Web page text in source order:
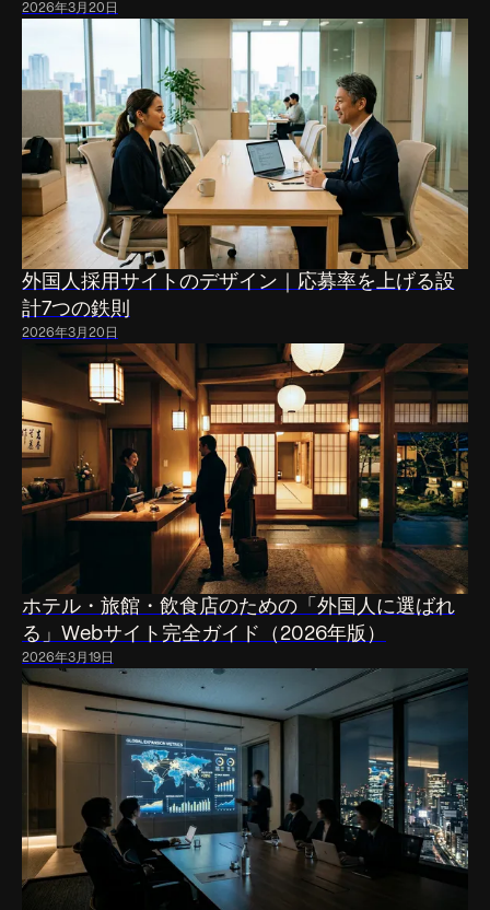
2026年3月20日
外国人採用サイトのデザイン｜応募率を上げる設
計7つの鉄則
2026年3月20日
ホテル・旅館・飲食店のための「外国人に選ばれ
る」Webサイト完全ガイド（2026年版）
2026年3月19日